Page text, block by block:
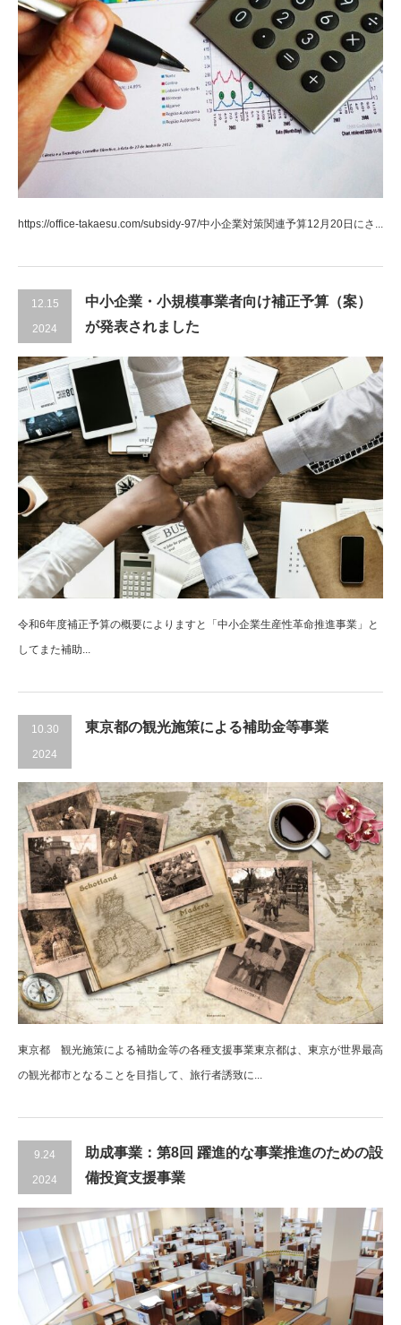
https://office-takaesu.com/subsidy-97/中小企業対策関連予算12月20日にさ...
12.15
2024
中小企業・小規模事業者向け補正予算（案）
が発表されました
令和6年度補正予算の概要によりますと「中小企業生産性革命推進事業」と
してまた補助...
10.30
2024
東京都の観光施策による補助金等事業
東京都 観光施策による補助金等の各種支援事業東京都は、東京が世界最高
の観光都市となることを目指して、旅行者誘致に...
9.24
2024
助成事業：第8回 躍進的な事業推進のための設
備投資支援事業